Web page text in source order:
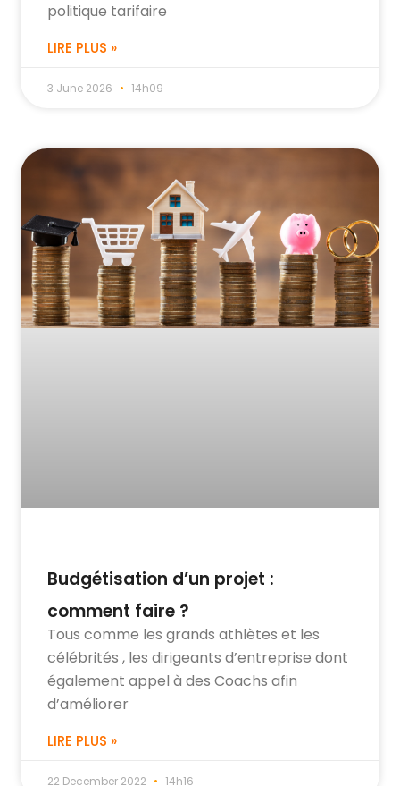
politique tarifaire
LIRE PLUS »
3 June 2026 14h09
Budgétisation d’un projet :
comment faire ?
Tous comme les grands athlètes et les
célébrités , les dirigeants d’entreprise dont
également appel à des Coachs afin
d’améliorer
LIRE PLUS »
22 December 2022 14h16